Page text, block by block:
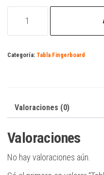
Fingerboard
roja
Categoría: Tabla Fingerboard
Valoraciones (0)
Valoraciones
No hay valoraciones aún.